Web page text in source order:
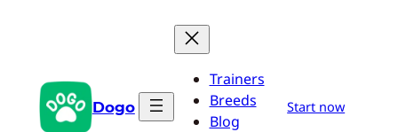
conteúdo Dogo
Trainers
Breeds
Blog
Start now